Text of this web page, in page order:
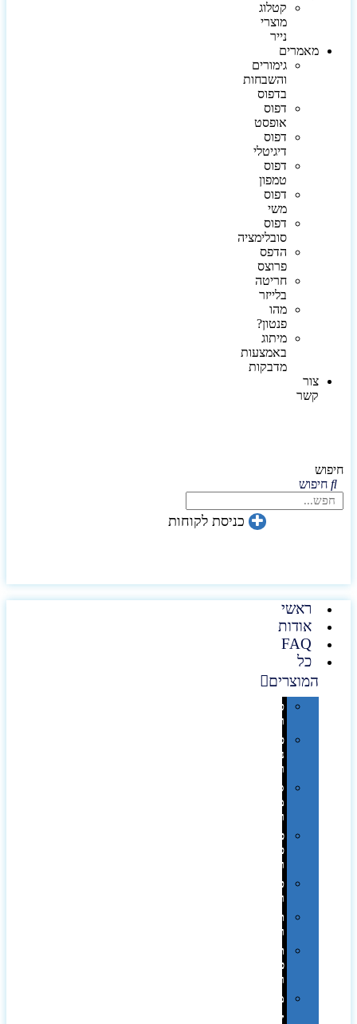
קטלוג
מוצרי
נייר
מאמרים
גימורים
והשבחות
בדפוס
דפוס
אופסט
דפוס
דיגיטלי
דפוס
טמפון
דפוס
משי
דפוס
סובלימציה
הדפס
פרוצס
חריטה
בלייזר
מהו
פנטון?
מיתוג
באמצעות
מדבקות
צור
קשר
חיפוש
חיפוש
כניסת לקוחות
ראשי
אודות
FAQ
כל
המוצרים
טכנולוגיה
וגאדג'טים
פנאי,
נופש
ונסיעות
סביבת
משרד
ופרימיום
כלים,
פנסים
ורכב
טקסטיל
וחורף
תיקים
ומזוודות
תערוכות,
כנסים
ועוד…
מטבח
,חגים